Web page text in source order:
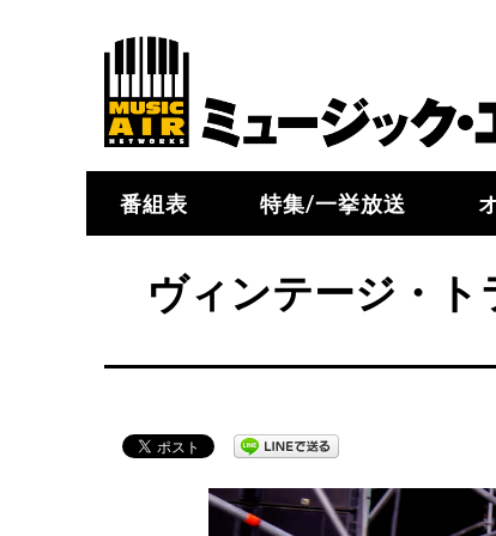
番組表 特集/一挙放送
ヴィンテージ・